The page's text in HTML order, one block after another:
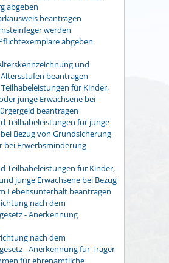
abgeben
beantragen
werden
abgeben
und
beantragen
für Kinder,
junge Erwachsene bei
beantragen
Teilhabeleistungen für junge
Bezug von Grundsicherung
bei Erwerbsminderung
Teilhabeleistungen für Kinder,
junge Erwachsene bei Bezug
Lebensunterhalt beantragen
nach dem
- Anerkennung
nach dem
- Anerkennung für Träger
für ehrenamtliche